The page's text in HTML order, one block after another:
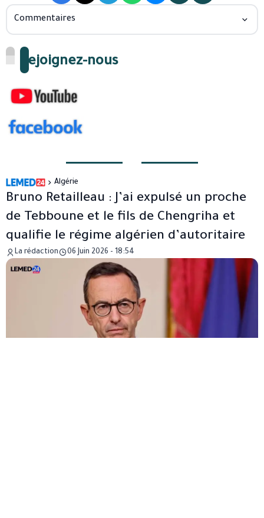
Commentaires
Rejoignez-nous
Algérie
Bruno Retailleau : J’ai expulsé un proche
de Tebboune et le fils de Chengriha et
qualifie le régime algérien d’autoritaire
La rédaction 06 Juin 2026 - 18:54